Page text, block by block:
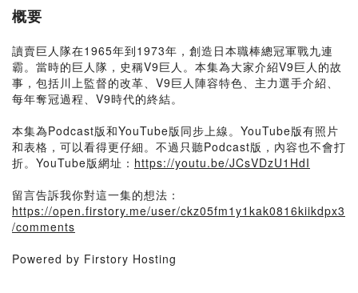
概要
讀賣巨人隊在1965年到1973年，創造日本職棒總冠軍戰九連
霸。當時的巨人隊，史稱V9巨人。本集為大家介紹V9巨人的故
事，包括川上監督的改革、V9巨人陣容特色、主力選手介紹、
每年奪冠過程、V9時代的終結。
本集為Podcast版和YouTube版同步上線。YouTube版有照片
和表格，可以看得更仔細。不過只聽Podcast版，內容也不會打
折。YouTube版網址： https://youtu.be/JCsVDzU1HdI
留言告訴我你對這一集的想法：
https://open.firstory.me/user/ckz05fm1y1kak0816kiikdpx3
/comments
Powered by Firstory Hosting